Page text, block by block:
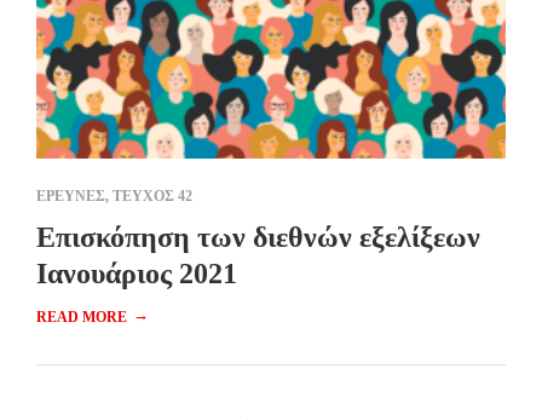
ΕΡΕΥΝΕΣ, ΤΕΥΧΟΣ 42
Επισκόπηση των διεθνών εξελίξεων
Ιανουάριος 2021
READ MORE →